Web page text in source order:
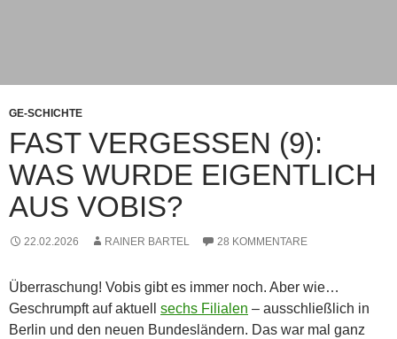
GE-SCHICHTE
FAST VERGESSEN (9):
WAS WURDE EIGENTLICH
AUS VOBIS?
22.02.2026 RAINER BARTEL 28 KOMMENTARE
Überraschung! Vobis gibt es immer noch. Aber wie…
Geschrumpft auf aktuell sechs Filialen – ausschließlich in
Berlin und den neuen Bundesländern. Das war mal ganz